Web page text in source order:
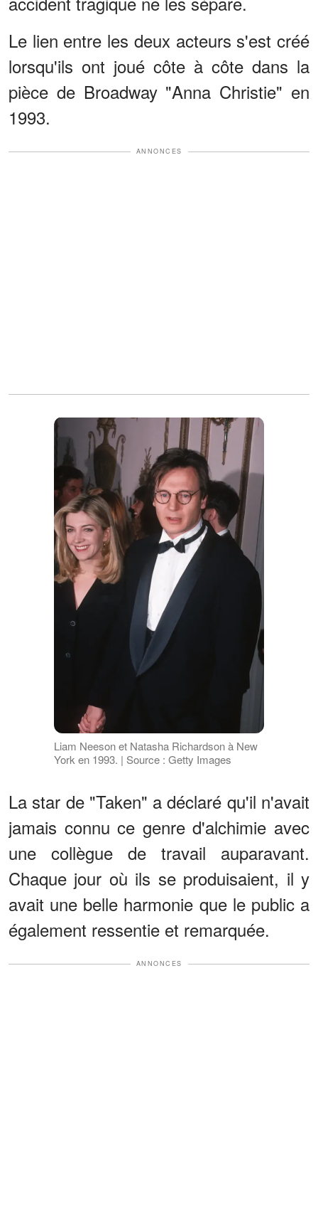
Le lien entre les deux acteurs s'est créé
lorsqu'ils ont joué côte à côte dans la
pièce de Broadway "Anna Christie" en
1993.
ANNONCES
Liam Neeson et Natasha Richardson à New
York en 1993. | Source : Getty Images
La star de "Taken" a déclaré qu'il n'avait
jamais connu ce genre d'alchimie avec
une collègue de travail auparavant.
Chaque jour où ils se produisaient, il y
avait une belle harmonie que le public a
également ressentie et remarquée.
ANNONCES